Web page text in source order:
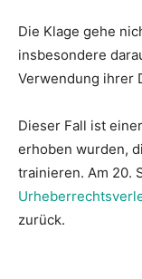
Die Klage gehe
insbesondere
Verwendung ihrer
Dieser Fall ist
erhoben wurden,
trainieren. Am 20.
zurück.